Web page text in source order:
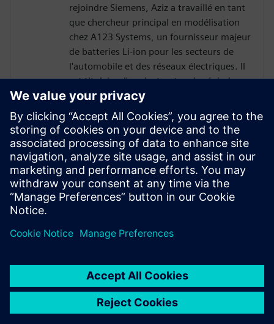
rejoindre Siemens, Aziz a travaillé en tant
que chercheur principal en modélisation
chez A123 Systems, un fournisseur majeur
de batteries Li-ion pour les secteurs de
l'automobile et des réseaux électriques. Il
est titulaire d'un doctorat en ingénierie
des matériaux du Massachusetts Institute
of Technology et est l'auteur de
15 publications évaluées par des pairs
dans le domaine des batteries Li-ion. Il a
reçu le prix Norman Hackerman Young
Author Award 2014 (Electrochemical
Society) et le prix SAE's Outstanding Oral
Presentation Award (en 2018).